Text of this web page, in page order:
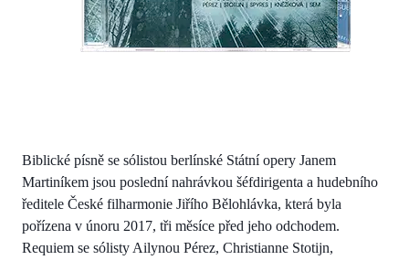
Biblické písně se sólistou berlínské Státní opery Janem
Martiníkem jsou poslední nahrávkou šéfdirigenta a hudebního
ředitele České filharmonie Jiřího Bělohlávka, která byla
pořízena v únoru 2017, tři měsíce před jeho odchodem.
Requiem se sólisty Ailynou Pérez, Christianne Stotijn,